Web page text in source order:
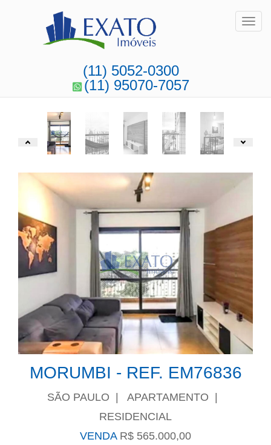
(11) 5052-0300
(11) 95070-7057
MORUMBI - REF. EM76836
SÃO PAULO | APARTAMENTO |
RESIDENCIAL
VENDAR$ 565.000,00